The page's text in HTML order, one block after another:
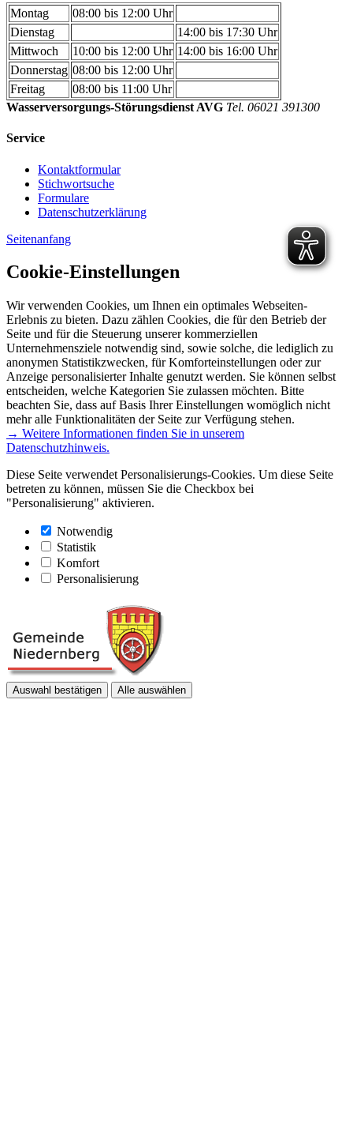
Montag
08:00 bis 12:00 Uhr
Dienstag
14:00 bis 17:30 Uhr
Mittwoch
10:00 bis 12:00 Uhr 14:00 bis 16:00 Uhr
Donnerstag 08:00 bis 12:00 Uhr
Freitag
08:00 bis 11:00 Uhr
Wasserversorgungs-Störungsdienst AVG Tel. 06021 391300
Service
Kontaktformular
Stichwortsuche
Formulare
Datenschutzerklärung
Seitenanfang
Cookie-Einstellungen
Wir verwenden Cookies, um Ihnen ein optimales Webseiten-
Erlebnis zu bieten. Dazu zählen Cookies, die für den Betrieb der
Seite und für die Steuerung unserer kommerziellen
Unternehmensziele notwendig sind, sowie solche, die lediglich zu
anonymen Statistikzwecken, für Komforteinstellungen oder zur
Anzeige personalisierter Inhalte genutzt werden. Sie können selbst
entscheiden, welche Kategorien Sie zulassen möchten. Bitte
beachten Sie, dass auf Basis Ihrer Einstellungen womöglich nicht
mehr alle Funktionalitäten der Seite zur Verfügung stehen.
→ Weitere Informationen finden Sie in unserem
Datenschutzhinweis.
Diese Seite verwendet Personalisierungs-Cookies. Um diese Seite
betreten zu können, müssen Sie die Checkbox bei
"Personalisierung" aktivieren.
Notwendig
Statistik
Komfort
Personalisierung
Auswahl bestätigen Alle auswählen